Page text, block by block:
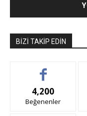
BIZI TAKIP EDIN
4,200
Beğenenler